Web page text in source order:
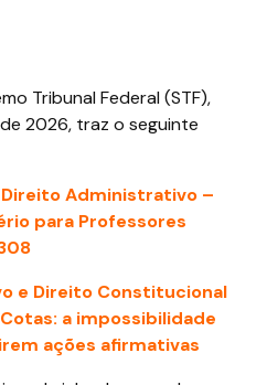
Tribunal Federal (STF),
2026, traz o seguinte
Direito Administrativo –
para Professores
e Direito Constitucional
a impossibilidade
ações afirmativas